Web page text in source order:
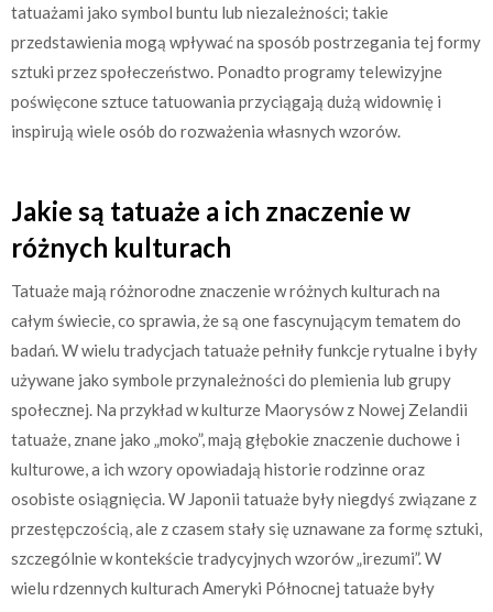
tatuażami jako symbol buntu lub niezależności; takie
przedstawienia mogą wpływać na sposób postrzegania tej formy
sztuki przez społeczeństwo. Ponadto programy telewizyjne
poświęcone sztuce tatuowania przyciągają dużą widownię i
inspirują wiele osób do rozważenia własnych wzorów.
Jakie są tatuaże a ich znaczenie w
różnych kulturach
Tatuaże mają różnorodne znaczenie w różnych kulturach na
całym świecie, co sprawia, że są one fascynującym tematem do
badań. W wielu tradycjach tatuaże pełniły funkcje rytualne i były
używane jako symbole przynależności do plemienia lub grupy
społecznej. Na przykład w kulturze Maorysów z Nowej Zelandii
tatuaże, znane jako „moko”, mają głębokie znaczenie duchowe i
kulturowe, a ich wzory opowiadają historie rodzinne oraz
osobiste osiągnięcia. W Japonii tatuaże były niegdyś związane z
przestępczością, ale z czasem stały się uznawane za formę sztuki,
szczególnie w kontekście tradycyjnych wzorów „irezumi”. W
wielu rdzennych kulturach Ameryki Północnej tatuaże były